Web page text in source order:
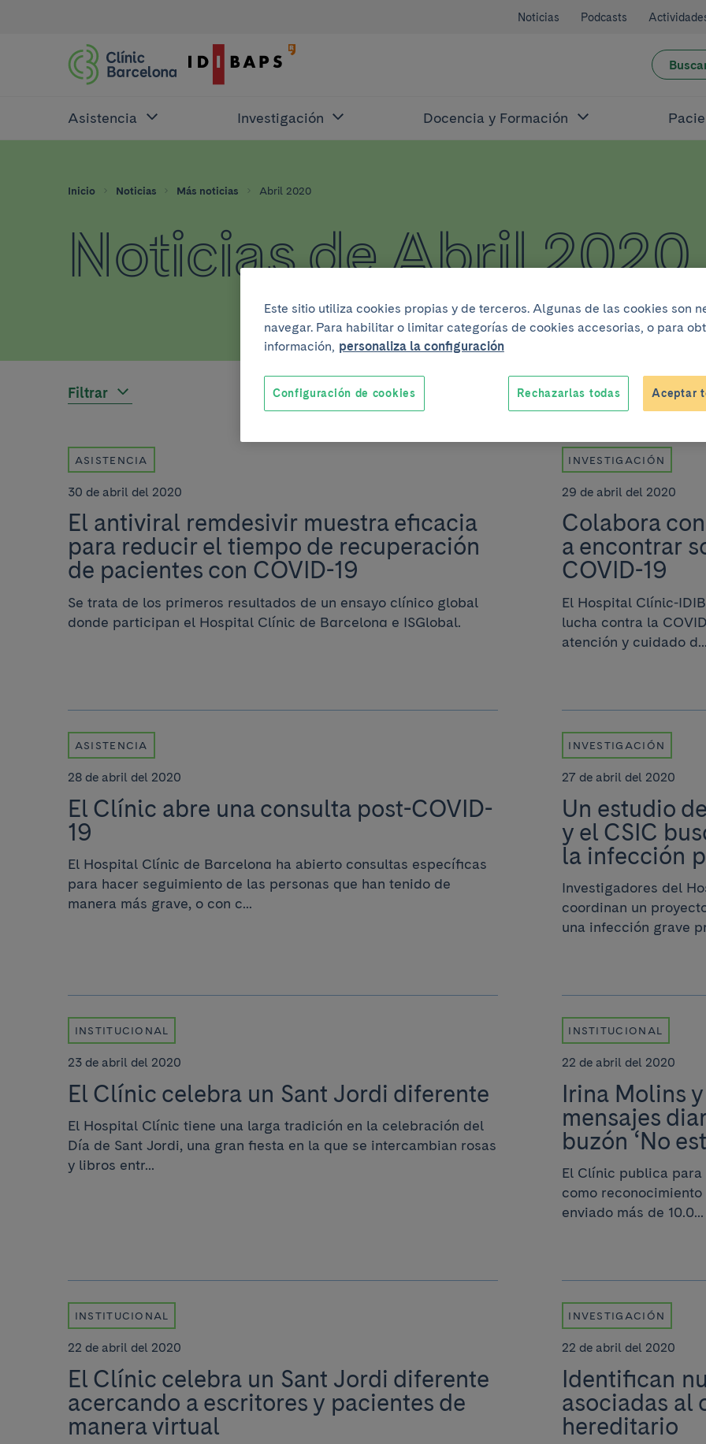
Noticias Podcasts
Asistencia Investigación Docencia y Formación
Inicio Noticias Más noticias Abril 2020
Noticias de Abril 2020
Filtrar
ASISTENCIA
30 de abril del 2020
El antiviral remdesivir muestra eficacia
para reducir el tiempo de recuperación
de pacientes con COVID-19
Se trata de los primeros resultados de un ensayo clínico global
donde participan el Hospital Clínic de Barcelona e ISGlobal.
INVESTIGACIÓN
29 de abril del 2020
Colabora
a encontrar
COVID-19
El Hospital Clínic-
lucha contra la
atención y cuidado
ASISTENCIA
28 de abril del 2020
El Clínic abre una consulta post-COVID-
19
El Hospital Clínic de Barcelona ha abierto consultas específicas
para hacer seguimiento de las personas que han tenido de
manera más grave, o con c...
INVESTIGACIÓN
27 de abril del 2020
Un estudio
y el CSIC
la infección
Investigadores del
coordinan un
una infección grave
INSTITUCIONAL
23 de abril del 2020
El Clínic celebra un Sant Jordi diferente
El Hospital Clínic tiene una larga tradición en la celebración del
Día de Sant Jordi, una gran fiesta en la que se intercambian rosas
y libros entr...
INSTITUCIONAL
22 de abril del 2020
Irina Molins
mensajes
buzón ‘No
El Clínic publica
como
enviado más de 10.0...
INSTITUCIONAL
22 de abril del 2020
El Clínic celebra un Sant Jordi diferente
acercando a escritores y pacientes de
manera virtual
INVESTIGACIÓN
22 de abril del 2020
Identifican
asociadas al
hereditario
Este sitio utiliza cookies propias y de terceros. Algunas de las cookies son
navegar. Para habilitar o limitar categorías de cookies accesorias, o para
información, personaliza la configuración
Rechazarlas todas Aceptar
Configuración de cookies